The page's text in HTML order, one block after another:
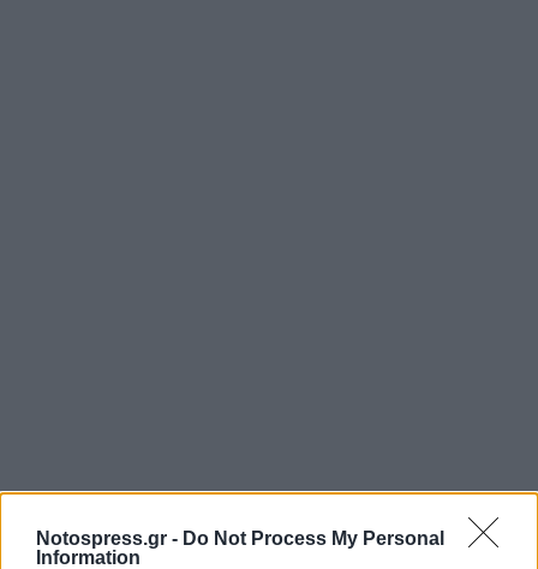
Notospress.gr - Do Not Process My Personal
Information